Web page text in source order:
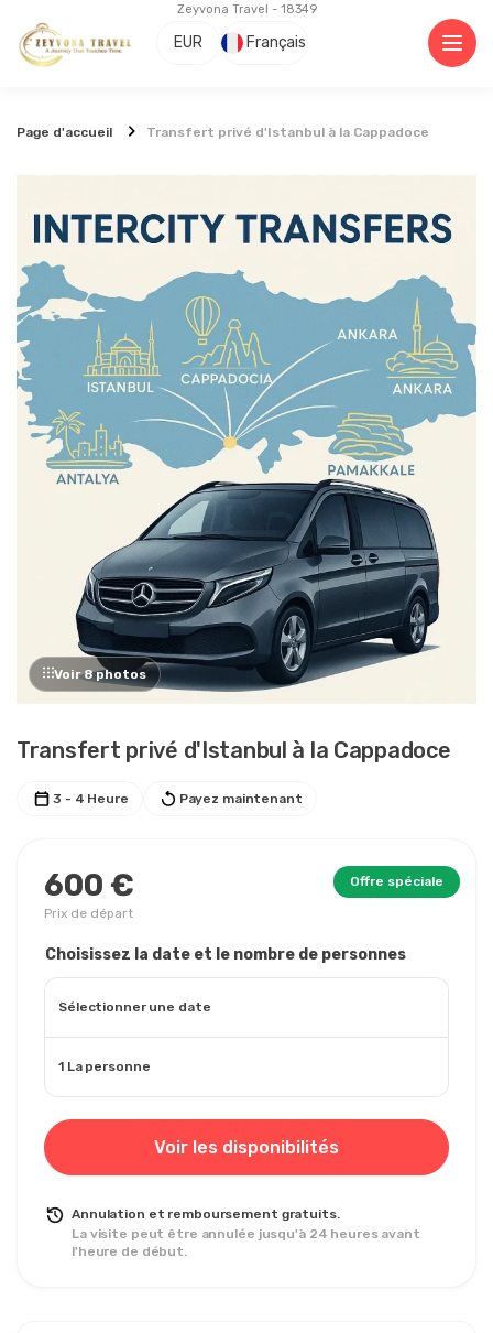
Zeyvona Travel - 18349
EUR Français
Page d'accueil Transfert privé d'Istanbul à la Cappadoce
Voir 8 photos
Transfert privé d'Istanbul à la Cappadoce
3 - 4 Heure Payez maintenant
Offre spéciale
600 €
Prix ​​de départ
Choisissez la date et le nombre de personnes
Sélectionner une date
1 La personne
Voir les disponibilités
Annulation et remboursement gratuits.
La visite peut être annulée jusqu'à 24 heures avant
l'heure de début.